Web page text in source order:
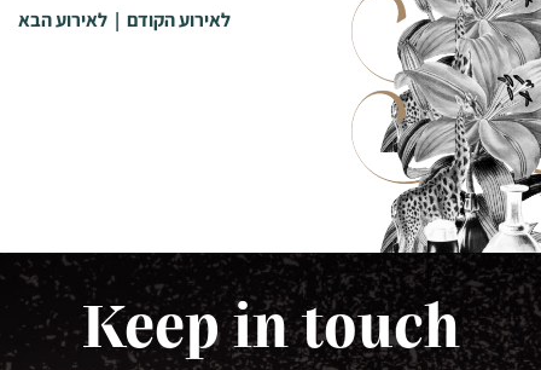
לאירוע הקודם | לאירוע הבא
Keep in touch